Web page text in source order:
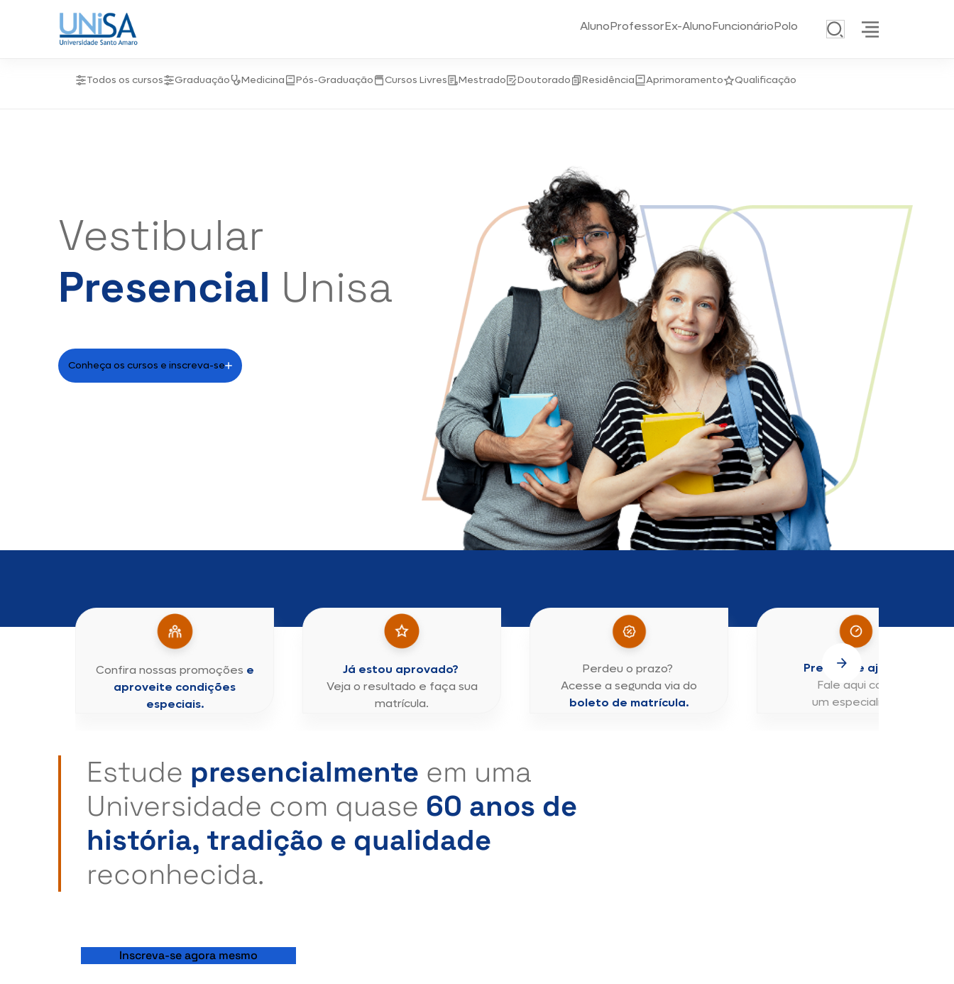
AlunoProfessorEx-AlunoFuncionárioPolo
Todos os cursos Graduação Medicina Pós-Graduação Cursos Livres Mestrado Doutorado Residência Aprimoramento Qualificação
Vestibular
Presencial Unisa
Conheça os cursos e inscreva-se
Confira nossas promoções e
aproveite condições
especiais.
Já estou aprovado?
Veja o resultado e faça sua
matrícula.
Perdeu o prazo?
Acesse a segunda via do
boleto de matrícula.
Precisa de ajuda?
Fale aqui com
um especialista
Estude presencialmente em uma
Universidade com quase 60 anos de
história, tradição e qualidade
reconhecida.
Inscreva-se agora mesmo